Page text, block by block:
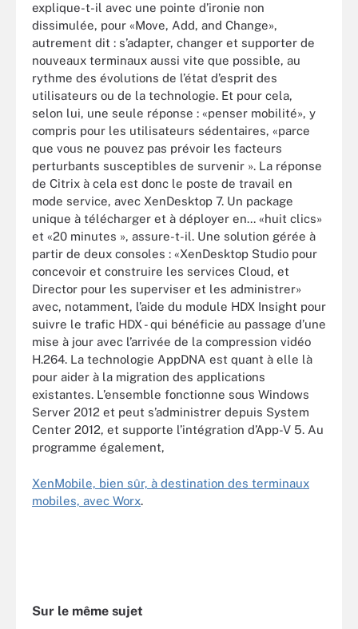
explique-t-il avec une pointe d’ironie non
dissimulée, pour «Move, Add, and Change»,
autrement dit : s’adapter, changer et supporter de
nouveaux terminaux aussi vite que possible, au
rythme des évolutions de l’état d’esprit des
utilisateurs ou de la technologie. Et pour cela,
selon lui, une seule réponse : «penser mobilité», y
compris pour les utilisateurs sédentaires, «parce
que vous ne pouvez pas prévoir les facteurs
perturbants susceptibles de survenir ». La réponse
de Citrix à cela est donc le poste de travail en
mode service, avec XenDesktop 7. Un package
unique à télécharger et à déployer en... «huit clics»
et «20 minutes », assure-t-il. Une solution gérée à
partir de deux consoles : «XenDesktop Studio pour
concevoir et construire les services Cloud, et
Director pour les superviser et les administrer»
avec, notamment, l’aide du module HDX Insight pour
suivre le trafic HDX - qui bénéficie au passage d’une
mise à jour avec l’arrivée de la compression vidéo
H.264. La technologie AppDNA est quant à elle là
pour aider à la migration des applications
existantes. L’ensemble fonctionne sous Windows
Server 2012 et peut s’administrer depuis System
Center 2012, et supporte l’intégration d’App-V 5. Au
programme également,
XenMobile, bien sûr, à destination des terminaux
mobiles, avec Worx.
Sur le même sujet